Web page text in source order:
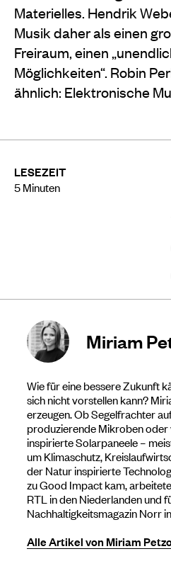
LESEZEIT
5Minuten
Materielles. Hendrik
Musik daher als einen
Freiraum, einen
Möglichkeiten“. Robin
ähnlich: Elektronische
Miriam
Wie für eine bessere Zukunft
sich nicht vorstellen kann?
erzeugen. Ob Segelfrachter
produzierende Mikroben
inspirierte Solarpaneele –
um Klimaschutz,
der Natur inspirierte
zu Good Impact kam,
RTL in den Niederlanden und
Nachhaltigkeitsmagazin Norr
Alle Artikel von Miriam